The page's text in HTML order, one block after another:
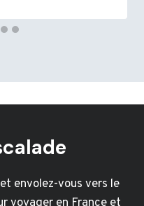
envolez-vous vers le